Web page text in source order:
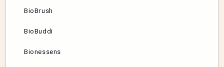
BioBrush
BioBuddi
Bionessens